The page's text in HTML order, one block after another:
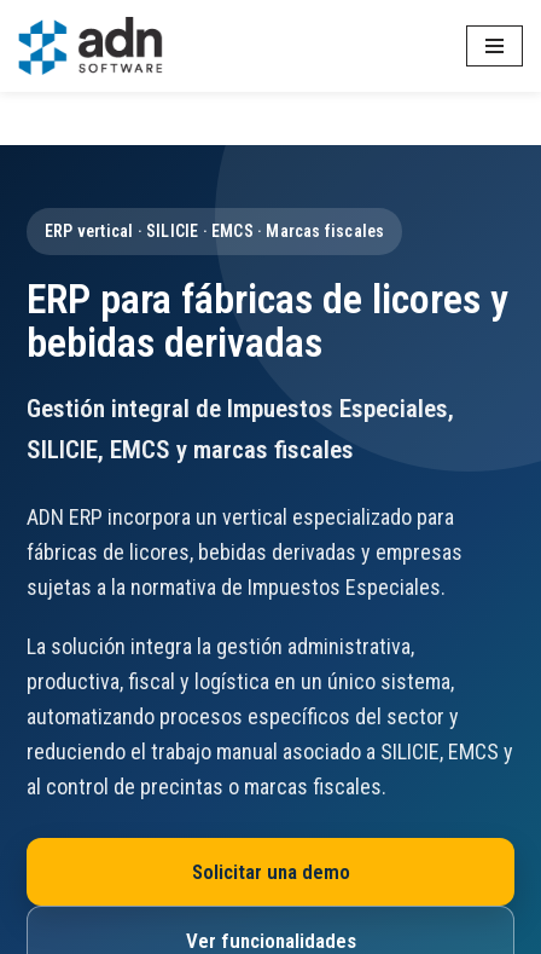
Saltar
ERP vertical · SILICIE · EMCS · Marcas fiscales
ERP para fábricas de licores y
bebidas derivadas
Gestión integral de Impuestos Especiales,
SILICIE, EMCS y marcas fiscales
ADN ERP incorpora un vertical especializado para
fábricas de licores, bebidas derivadas y empresas
sujetas a la normativa de Impuestos Especiales.
La solución integra la gestión administrativa,
productiva, fiscal y logística en un único sistema,
automatizando procesos específicos del sector y
reduciendo el trabajo manual asociado a SILICIE, EMCS y
al control de precintas o marcas fiscales.
Solicitar una demo
Ver funcionalidades